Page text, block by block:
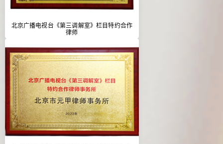
北京广播电视台《第三调解室》栏目特约合作
律师